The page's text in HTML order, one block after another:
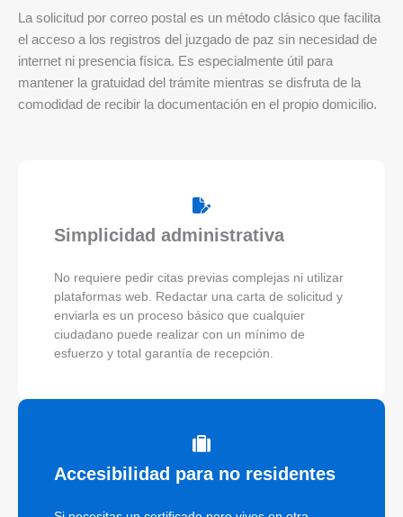
La solicitud por correo postal es un método clásico que facilita
el acceso a los registros del juzgado de paz sin necesidad de
internet ni presencia física. Es especialmente útil para
mantener la gratuidad del trámite mientras se disfruta de la
comodidad de recibir la documentación en el propio domicilio.
Simplicidad administrativa
No requiere pedir citas previas complejas ni utilizar
plataformas web. Redactar una carta de solicitud y
enviarla es un proceso básico que cualquier
ciudadano puede realizar con un mínimo de
esfuerzo y total garantía de recepción.
Accesibilidad para no residentes